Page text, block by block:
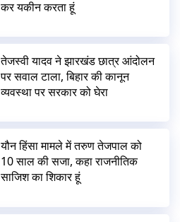
कर यकीन करता हूं
तेजस्वी यादव ने झारखंड छात्र आंदोलन
पर सवाल टाला, बिहार की कानून
व्यवस्था पर सरकार को घेरा
यौन हिंसा मामले में तरुण तेजपाल को
10 साल की सजा, कहा राजनीतिक
साजिश का शिकार हूं